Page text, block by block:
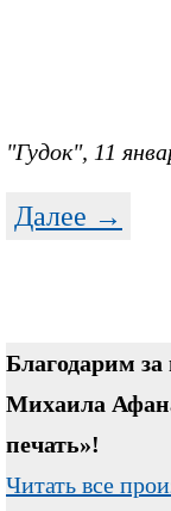
"Гудок", 11
Далее →
Благодарим за
Михаила
печать»!
Читать все